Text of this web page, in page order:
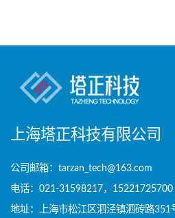
上海塔正科技有限公司
公司邮箱：tarzan_tech@163.com
电话：021-31598217，15221725700
地址：上海市松江区泗泾镇泗砖路351